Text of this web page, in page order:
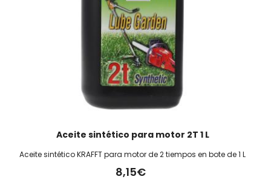
Aceite sintético para motor 2T 1 L
Aceite sintético KRAFFT para motor de 2 tiempos en bote de 1 L
8,15€